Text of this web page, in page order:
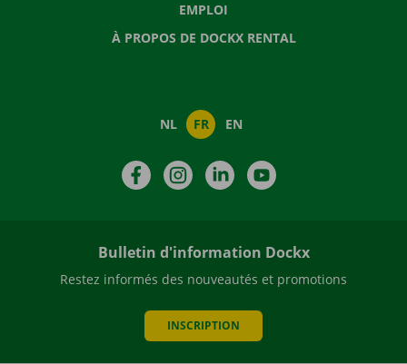
EMPLOI
À PROPOS DE DOCKX RENTAL
NL FR EN
FacebookInstagramLinkedIn
Bulletin d'information Dockx
Restez informés des nouveautés et promotions
INSCRIPTION